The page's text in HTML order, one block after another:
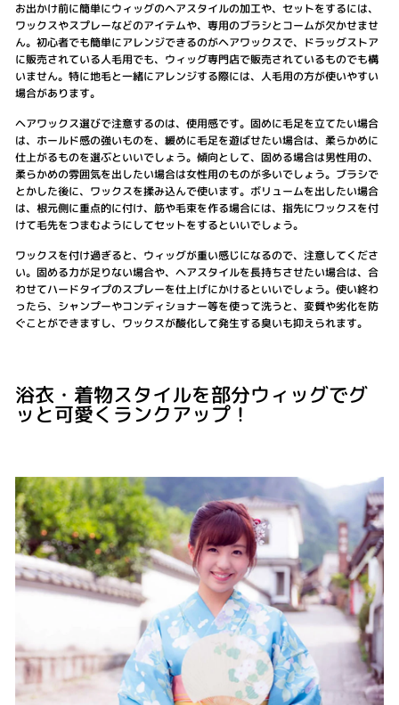
お出かけ前に簡単にウィッグのヘアスタイルの加工や、セットをするには、
ワックスやスプレーなどのアイテムや、専用のブラシとコームが欠かせませ
ん。初心者でも簡単にアレンジできるのがヘアワックスで、ドラッグストア
に販売されている人毛用でも、ウィッグ専門店で販売されているものでも構
いません。特に地毛と一緒にアレンジする際には、人毛用の方が使いやすい
場合があります。
ヘアワックス選びで注意するのは、使用感です。固めに毛足を立てたい場合
は、ホールド感の強いものを、緩めに毛足を遊ばせたい場合は、柔らかめに
仕上がるものを選ぶといいでしょう。傾向として、固める場合は男性用の、
柔らかめの雰囲気を出したい場合は女性用のものが多いでしょう。ブラシで
とかした後に、ワックスを揉み込んで使います。ボリュームを出したい場合
は、根元側に重点的に付け、筋や毛束を作る場合には、指先にワックスを付
けて毛先をつまむようにしてセットをするといいでしょう。
ワックスを付け過ぎると、ウィッグが重い感じになるので、注意してくださ
い。固める力が足りない場合や、ヘアスタイルを長持ちさせたい場合は、合
わせてハードタイプのスプレーを仕上げにかけるといいでしょう。使い終わ
ったら、シャンプーやコンディショナー等を使って洗うと、変質や劣化を防
ぐことができますし、ワックスが酸化して発生する臭いも抑えられます。
浴衣・着物スタイルを部分ウィッグでグ
ッと可愛くランクアップ！